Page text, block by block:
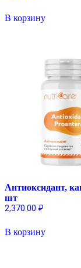
В корзину
Антиоксидант,
шт
2,370.00 ₽
В корзину